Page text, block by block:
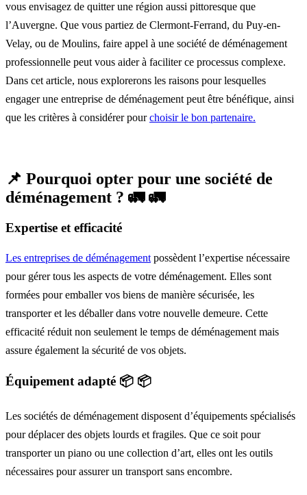
vous envisagez de quitter une région aussi pittoresque que
l’Auvergne. Que vous partiez de Clermont-Ferrand, du Puy-en-
Velay, ou de Moulins, faire appel à une société de déménagement
professionnelle peut vous aider à faciliter ce processus complexe.
Dans cet article, nous explorerons les raisons pour lesquelles
engager une entreprise de déménagement peut être bénéfique, ainsi
que les critères à considérer pourchoisir le bon partenaire.
📌 Pourquoi opter pour une société de
déménagement ? 🚛 🚛
Expertise et efficacité
Les entreprises de déménagement possèdent l’expertise nécessaire
pour gérer tous les aspects de votre déménagement. Elles sont
formées pour emballer vos biens de manière sécurisée, les
transporter et les déballer dans votre nouvelle demeure. Cette
efficacité réduit non seulement le temps de déménagement mais
assure également la sécurité de vos objets.
Équipement adapté 📦 📦
Les sociétés de déménagement disposent d’équipements spécialisés
pour déplacer des objets lourds et fragiles. Que ce soit pour
transporter un piano ou une collection d’art, elles ont les outils
nécessaires pour assurer un transport sans encombre.